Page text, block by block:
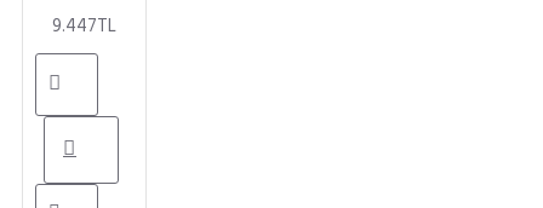
9.447TL